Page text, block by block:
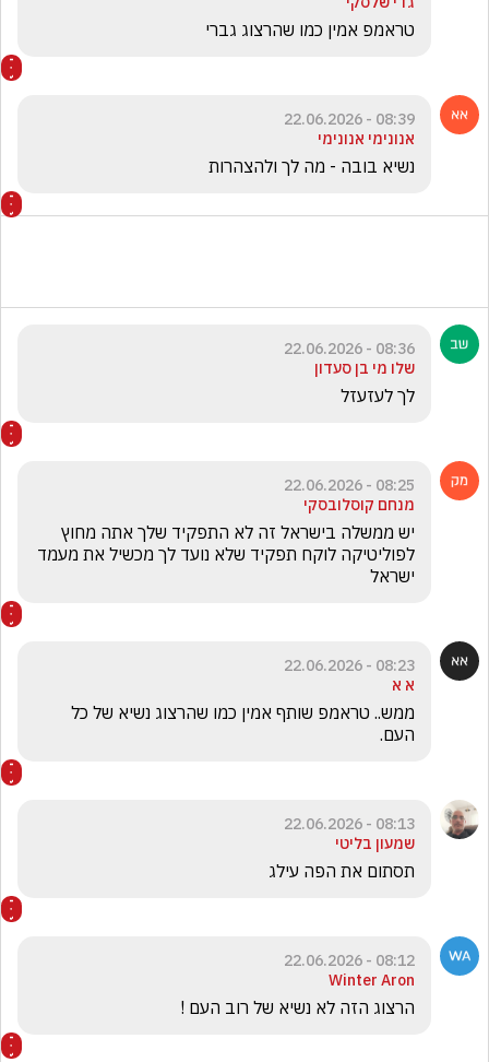
טראמפ אמין כמו שהרצוג גברי
08:39 - 22.06.2026
אנונימי אנונימי
נשיא בובה - מה לך ולהצהרות
08:36 - 22.06.2026
שלו מי בן סעדון
לך לעזעזל
08:25 - 22.06.2026
מנחם קוסלובסקי
ישראל
08:23 - 22.06.2026
א א
העם.
08:13 - 22.06.2026
שמעון בליטי
תסתום את הפה עילג
08:12 - 22.06.2026
Winter Aron
הרצוג הזה לא נשיא של רוב העם !